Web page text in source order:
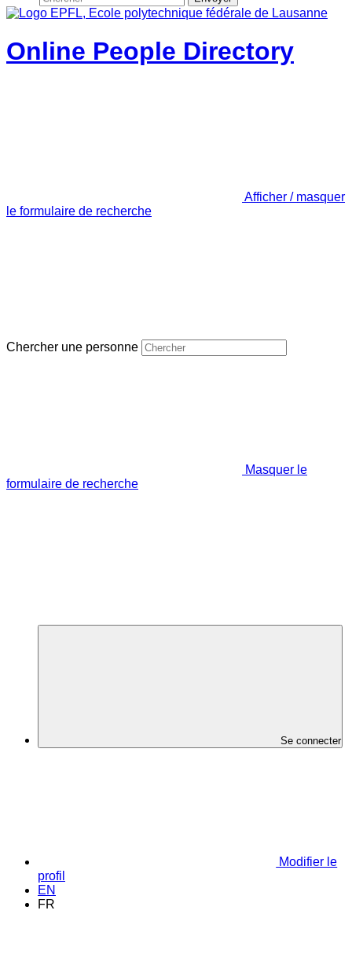
Online People Directory
Afficher / masquer
le formulaire de recherche
Chercher une personne
Masquer le
formulaire de recherche
Se connecter
Modifier le
profil
EN
FR